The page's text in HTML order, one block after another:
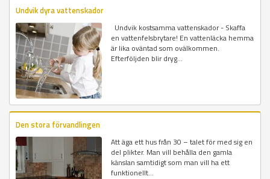
Undvik dyra vattenskador
Undvik kostsamma vattenskador - Skaffa
en vattenfelsbrytare! En vattenläcka hemma
är lika oväntad som ovälkommen.
Efterföljden blir dryg...
Den stora förvandlingen
Att äga ett hus från 30 – talet för med sig en
del plikter. Man vill behålla den gamla
känslan samtidigt som man vill ha ett
funktionellt...